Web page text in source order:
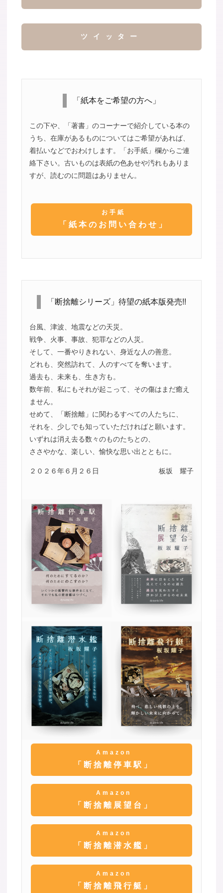
ツイッター
「紙本をご希望の方へ」
この下や、「著書」のコーナーで紹介している本の
うち、在庫があるものについてはご希望があれば、
着払いなどでおわけします。「お手紙」欄からご連
絡下さい。古いものは表紙の色あせや汚れもありま
すが、読むのに問題はありません。
お手紙
「紙本のお問い合わせ」
「断捨離シリーズ」待望の紙本版発売!!
台風、津波、地震などの天災。
戦争、火事、事故、犯罪などの人災。
そして、一番やりきれない、身近な人の善意。
どれも、突然訪れて、人のすべてを奪います。
過去も、未来も、生き方も。
数年前、私にもそれが起こって、その傷はまだ癒え
ません。
せめて、「断捨離」に関わるすべての人たちに、
それを、少しでも知っていただければと願います。
いずれは消え去る数々のものたちとの、
ささやかな、楽しい、愉快な思い出とともに。
２０２６年６月２６日 板坂 耀子
Amazon
「断捨離停車駅」
Amazon
「断捨離展望台」
Amazon
「断捨離潜水艦」
Amazon
「断捨離飛行艇」